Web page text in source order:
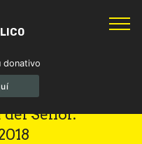
donativo
a los
Señor.